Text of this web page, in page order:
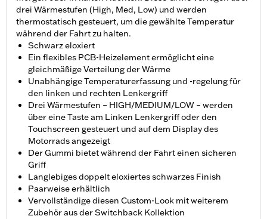
drei Wärmestufen (High, Med, Low) und werden
thermostatisch gesteuert, um die gewählte Temperatur
während der Fahrt zu halten.
Schwarz eloxiert
Ein flexibles PCB-Heizelement ermöglicht eine
gleichmäßige Verteilung der Wärme
Unabhängige Temperaturerfassung und -regelung für
den linken und rechten Lenkergriff
Drei Wärmestufen – HIGH/MEDIUM/LOW – werden
über eine Taste am Linken Lenkergriff oder den
Touchscreen gesteuert und auf dem Display des
Motorrads angezeigt
Der Gummi bietet während der Fahrt einen sicheren
Griff
Langlebiges doppelt eloxiertes schwarzes Finish
Paarweise erhältlich
Vervollständige diesen Custom-Look mit weiterem
Zubehör aus der Switchback Kollektion